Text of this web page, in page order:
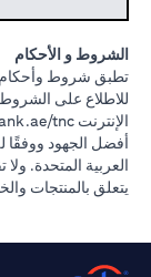
الشروط و الأحكام
تطبق شروط وأحكام
للاطلاع على الشروط
الإنترنت tnc.
أفضل الجهود ووفقًا
العربية المتحدة.
يتعلق بالمنتجات